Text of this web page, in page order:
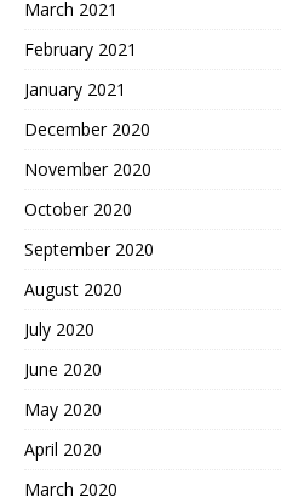
March 2021
February 2021
January 2021
December 2020
November 2020
October 2020
September 2020
August 2020
July 2020
June 2020
May 2020
April 2020
March 2020